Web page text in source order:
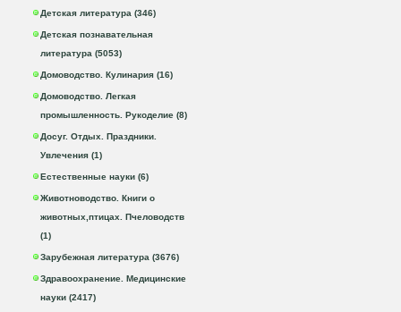
Детская литература (346)
Детская познавательная
литература (5053)
Домоводство. Кулинария (16)
Домоводство. Легкая
промышленность. Рукоделие (8)
Досуг. Отдых. Праздники.
Увлечения (1)
Естественные науки (6)
Животноводство. Книги о
животных,птицах. Пчеловодств
(1)
Зарубежная литература (3676)
Здравоохранение. Медицинские
науки (2417)